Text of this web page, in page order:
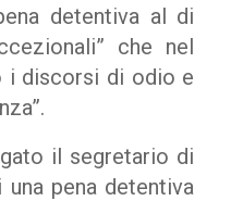
detentiva al di
che nel
i discorsi di odio e
il segretario di
pena detentiva